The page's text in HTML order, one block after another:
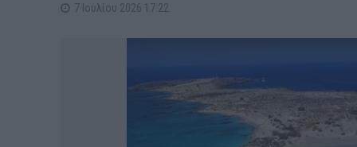
7 Ιουλίου 2026 17:22